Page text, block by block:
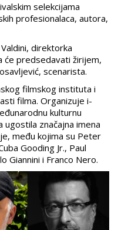
selekcijama
profesionalaca, autora,
direktorka
će predsedavati žirijem,
scenarista.
filmskog instituta i
filma. Organizuje i-
kulturnu
značajna imena
među kojima su Peter
Gooding Jr., Paul
Giannini i Franco Nero.